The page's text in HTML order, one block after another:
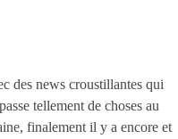
des news croustillantes qui
tellement de choses au
finalement il y a encore et